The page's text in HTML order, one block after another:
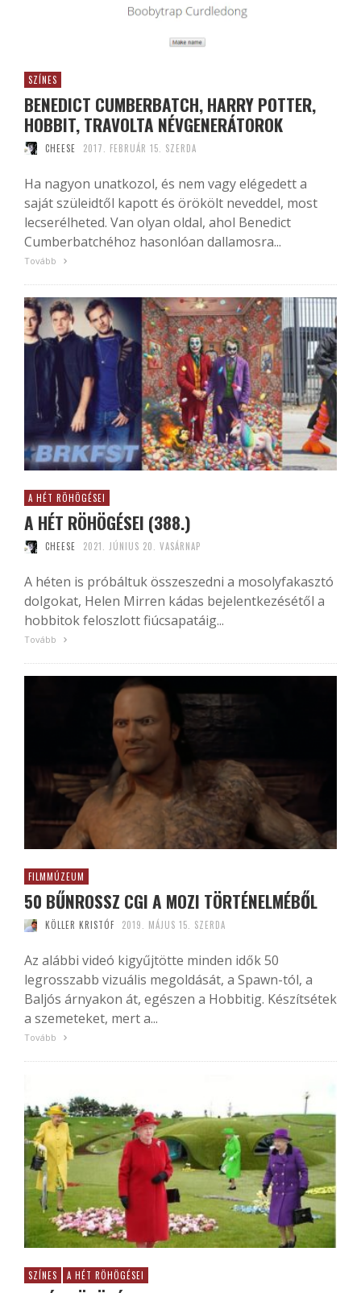
SZÍNES
BENEDICT CUMBERBATCH, HARRY POTTER,
HOBBIT, TRAVOLTA NÉVGENERÁTOROK
CHEESE 2017. FEBRUÁR 15. SZERDA
Ha nagyon unatkozol, és nem vagy elégedett a
saját szüleidtől kapott és örökölt neveddel, most
lecserélheted. Van olyan oldal, ahol Benedict
Cumberbatchéhoz hasonlóan dallamosra...
Tovább
A HÉT RÖHÖGÉSEI
A HÉT RÖHÖGÉSEI (388.)
CHEESE 2021. JÚNIUS 20. VASÁRNAP
A héten is próbáltuk összeszedni a mosolyfakasztó
dolgokat, Helen Mirren kádas bejelentkezésétől a
hobbitok feloszlott fiúcsapatáig...
Tovább
FILMMÚZEUM
50 BŰNROSSZ CGI A MOZI TÖRTÉNELMÉBŐL
KÖLLER KRISTÓF 2019. MÁJUS 15. SZERDA
Az alábbi videó kigyűjtötte minden idők 50
legrosszabb vizuális megoldását, a Spawn-tól, a
Baljós árnyakon át, egészen a Hobbitig. Készítsétek
a szemeteket, mert a...
Tovább
SZÍNES A HÉT RÖHÖGÉSEI